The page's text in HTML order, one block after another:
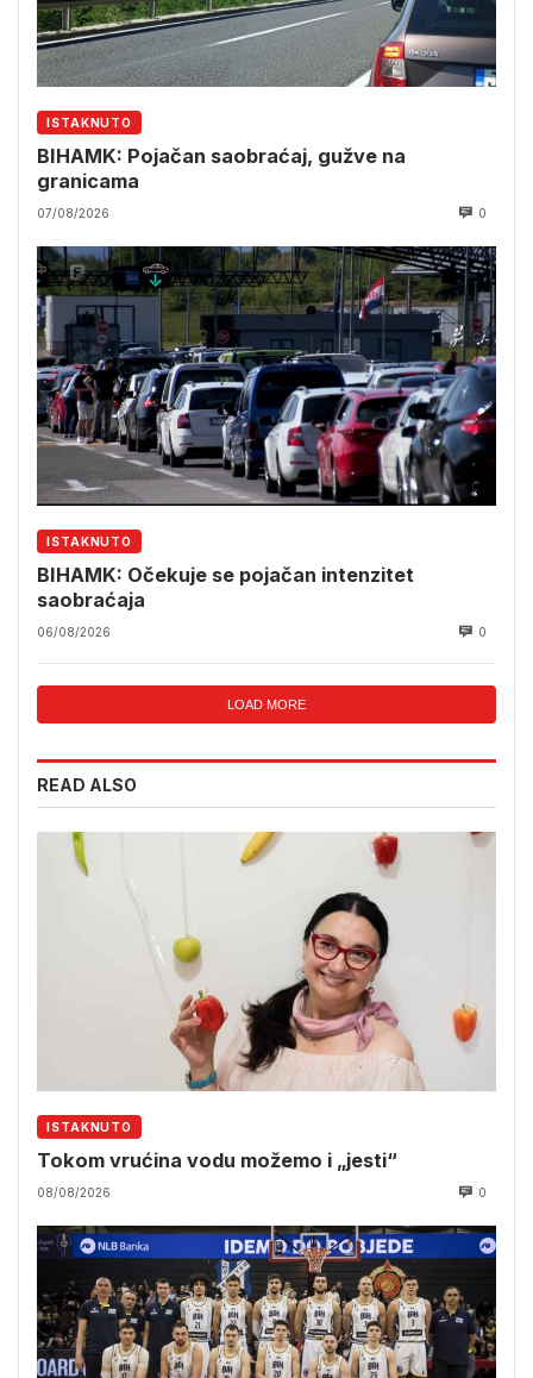
ISTAKNUTO
BIHAMK: Pojačan saobraćaj, gužve na
granicama
07/08/2026 0
ISTAKNUTO
BIHAMK: Očekuje se pojačan intenzitet
saobraćaja
06/08/2026 0
LOAD MORE
READ ALSO
ISTAKNUTO
Tokom vrućina vodu možemo i „jesti“
08/08/2026 0